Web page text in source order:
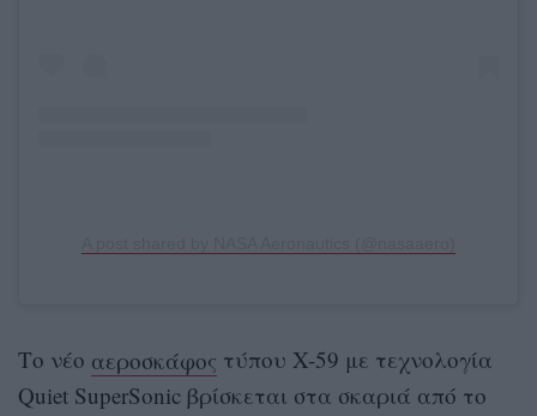
Το νέο αεροσκάφος τύπου X-59 με τεχνολογία
Quiet SuperSonic βρίσκεται στα σκαριά από το